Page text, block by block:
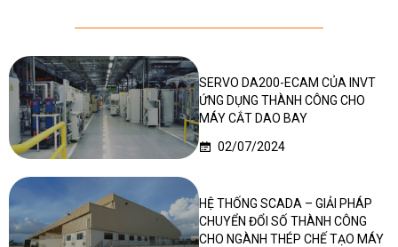
SERVO DA200-ECAM CỦA INVT
ỨNG DỤNG THÀNH CÔNG CHO
MÁY CẮT DAO BAY
02/07/2024
HỆ THỐNG SCADA – GIẢI PHÁP
CHUYỂN ĐỔI SỐ THÀNH CÔNG
CHO NGÀNH THÉP CHẾ TẠO MÁY